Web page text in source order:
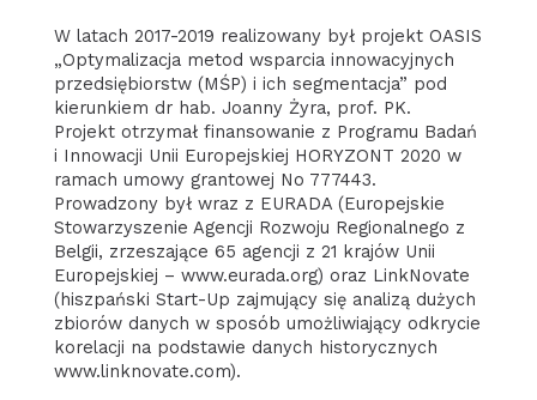
W latach 2017-2019 realizowany był projekt OASIS
„Optymalizacja metod wsparcia innowacyjnych
przedsiębiorstw (MŚP) i ich segmentacja” pod
kierunkiem dr hab. Joanny Żyra, prof. PK.
Projekt otrzymał finansowanie z Programu Badań
i Innowacji Unii Europejskiej HORYZONT 2020 w
ramach umowy grantowej No 777443.
Prowadzony był wraz z EURADA (Europejskie
Stowarzyszenie Agencji Rozwoju Regionalnego z
Belgii, zrzeszające 65 agencji z 21 krajów Unii
Europejskiej – www.eurada.org) oraz LinkNovate
(hiszpański Start-Up zajmujący się analizą dużych
zbiorów danych w sposób umożliwiający odkrycie
korelacji na podstawie danych historycznych
www.linknovate.com).